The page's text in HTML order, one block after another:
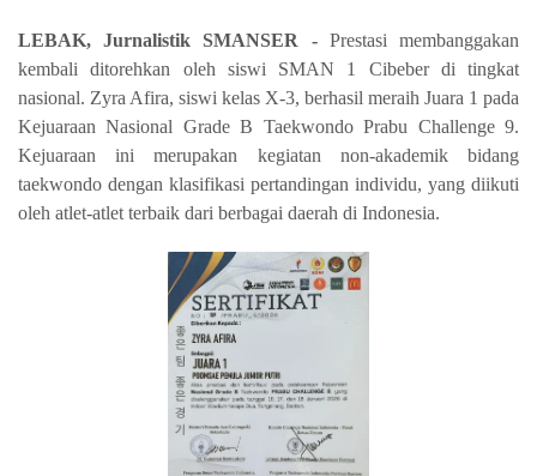
LEBAK, Jurnalistik SMANSER -
Prestasi membanggakan
kembali ditorehkan oleh siswi SMAN 1 Cibeber di tingkat
nasional. Zyra Afira, siswi kelas X-3, berhasil meraih Juara 1 pada
Kejuaraan Nasional Grade B Taekwondo Prabu Challenge 9.
Kejuaraan ini merupakan kegiatan non-akademik bidang
taekwondo dengan klasifikasi pertandingan individu, yang diikuti
oleh atlet-atlet terbaik dari berbagai daerah di Indonesia.